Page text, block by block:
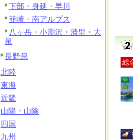
総
下部・身延・早川
韮崎・南アルプス
八ヶ岳・小淵沢・清里・大
泉
長野県
北陸
東海
近畿
山陽・山陰
四国
九州